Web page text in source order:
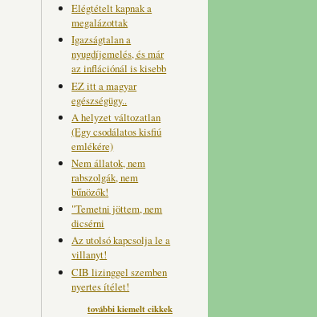
Elégtételt kapnak a
megalázottak
Igazságtalan a
nyugdíjemelés, és már
az inflációnál is kisebb
EZ itt a magyar
egészségügy..
A helyzet változatlan
(Egy csodálatos kisfiú
emlékére)
Nem állatok, nem
rabszolgák, nem
bűnözők!
"Temetni jöttem, nem
dicsérni
Az utolsó kapcsolja le a
villanyt!
CIB lizinggel szemben
nyertes ítélet!
további kiemelt cikkek